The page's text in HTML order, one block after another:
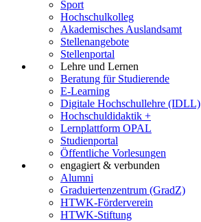
Sport
Hochschulkolleg
Akademisches Auslandsamt
Stellenangebote
Stellenportal
Lehre und Lernen
Beratung für Studierende
E-Learning
Digitale Hochschullehre (IDLL)
Hochschuldidaktik +
Lernplattform OPAL
Studienportal
Öffentliche Vorlesungen
engagiert & verbunden
Alumni
Graduiertenzentrum (GradZ)
HTWK-Förderverein
HTWK-Stiftung